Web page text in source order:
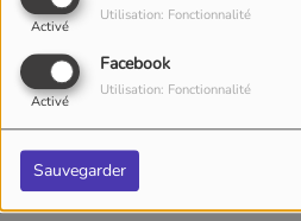
Activé
Utilisation: Fonctionnalité
Facebook
Activé
Utilisation: Fonctionnalité
Sauvegarder
JEUDI, DE 15:00 À 16:00